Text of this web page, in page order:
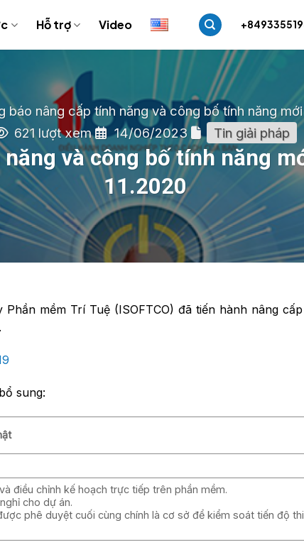
Hỗ trợ Video
báo nâng cấp tính năng và công bố tính năng
621 lượt xem
14/06/2023 Tin giải pháp
và công bố tính năng
11.2020
mềm Trí Tuệ (ISOFTCO) đã tiến hành nâng
sung:
điều chỉnh kế hoạch trực tiếp trên phần mềm.
cho dự án.
phê duyệt cuối cùng chính là cơ sở để kiểm soát tiến độ